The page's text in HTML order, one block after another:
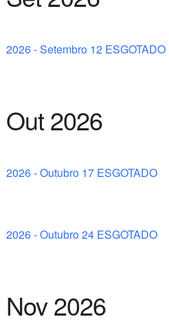
2026 - Setembro 12 ESGOTADO
Out 2026
2026 - Outubro 17 ESGOTADO
2026 - Outubro 24 ESGOTADO
Nov 2026